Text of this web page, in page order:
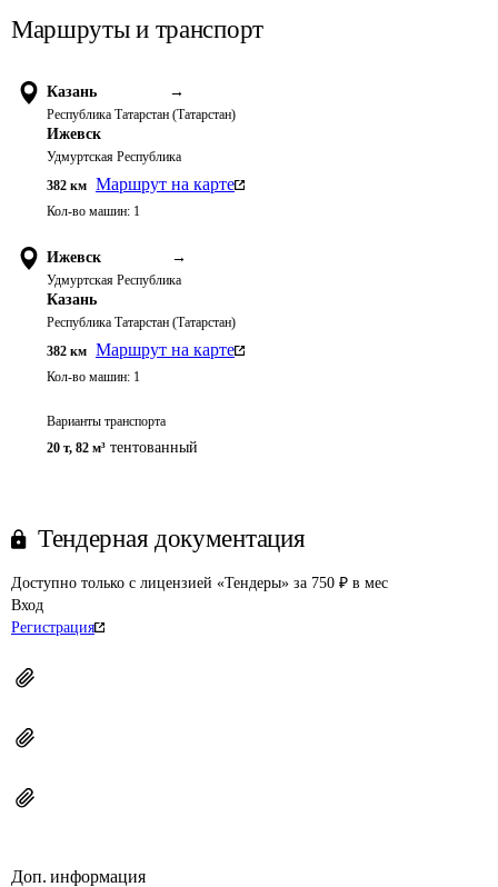
Маршруты и транспорт
Казань →
Республика Татарстан (Татарстан)
Ижевск
Удмуртская Республика
382 км Маршрут на карте
Кол-во машин: 1
Ижевск →
Удмуртская Республика
Казань
Республика Татарстан (Татарстан)
382 км Маршрут на карте
Кол-во машин: 1
Варианты транспорта
20 т, 82 м³ тентованный
Тендерная документация
Доступно только с лицензией «Тендеры» за 750 ₽ в мес
Вход
Регистрация
Доп. информация